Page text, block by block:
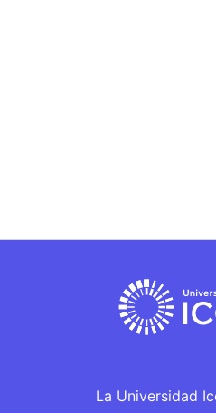
La Universidad